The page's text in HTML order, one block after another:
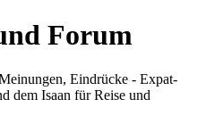
Forum
Eindrücke - Expat-
dem Isaan für Reise und